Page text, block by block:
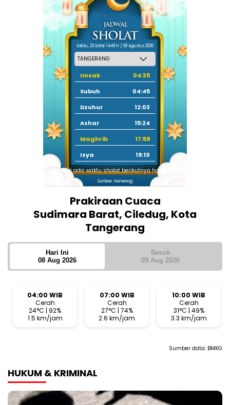
Sabtu, 23 Safar 1448 H / 08 Agustus 2026
Imsak
04:35
Subuh
04:45
Dzuhur
12:03
Ashar
15:24
Maghrib
17:59
Isya
19:10
Tidak ada waktu sholat berikutnya hari ini.
Sumber: Kemenag
Prakiraan Cuaca
Sudimara Barat, Ciledug, Kota
Tangerang
Hari Ini
08 Aug 2026
Besok
09 Aug 2026
04:00 WIB
Cerah
24°C | 92%
1.5 km/jam
07:00 WIB
Cerah
27°C | 74%
2.6 km/jam
10:00 WIB
Cerah
31°C | 49%
3.3 km/jam
Sumber data: BMKG
HUKUM & KRIMINAL